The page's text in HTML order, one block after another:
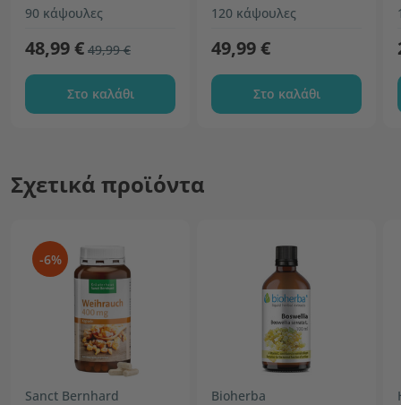
90 κάψουλες
48,99 € 49,99 €
Στο καλάθι
120 κάψουλες
49,99 €
Στο καλάθι
Σχετικά προϊόντα
-6%
Sanct Bernhard Bioherba